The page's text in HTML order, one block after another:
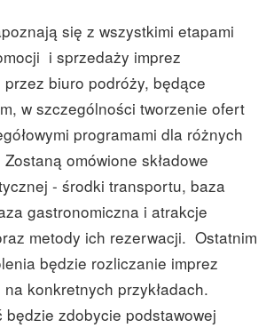
się z wszystkimi etapami
i sprzedaży imprez
biuro podróży, będące
w szczególności tworzenie ofert
programami dla różnych
omówione składowe
- środki transportu, baza
gastronomiczna i atrakcje
metody ich rezerwacji. Ostatnim
będzie rozliczanie imprez
konkretnych przykładach.
będzie zdobycie podstawowej